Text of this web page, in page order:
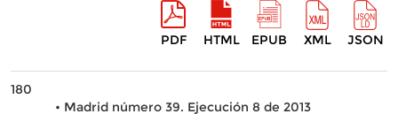
PDF HTML EPUB XML JSON
180
• Madrid número 39. Ejecución 8 de 2013